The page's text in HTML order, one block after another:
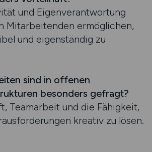
und Eigenverantwortung
Mitarbeitenden ermöglichen,
und eigenständig zu
sind in offenen
besonders gefragt?
Teamarbeit und die Fähigkeit,
kreativ zu lösen.